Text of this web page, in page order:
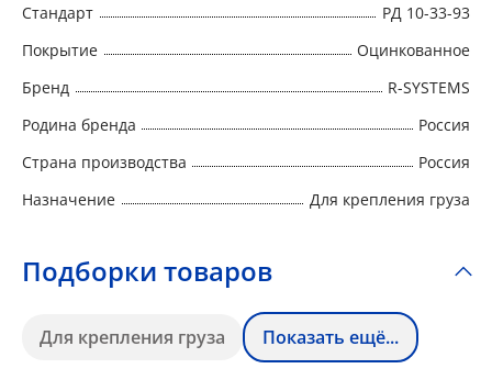
Стандарт
РД 10-33-93
Покрытие
Оцинкованное
Бренд
R-SYSTEMS
Родина бренда
Россия
Страна производства
Россия
Назначение
Для крепления груза
Подборки товаров
Для крепления груза Показать ещё...